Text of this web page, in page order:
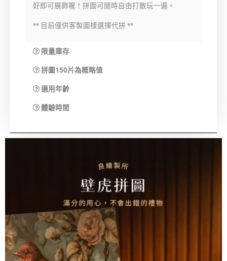
好即可展飾喔！拼圖可隨時自由打散玩一遍。
** 目前僅供客製圖樣選擇代拼 **
限量庫存
拼圖150片為概略值
適用年齡
體驗時間